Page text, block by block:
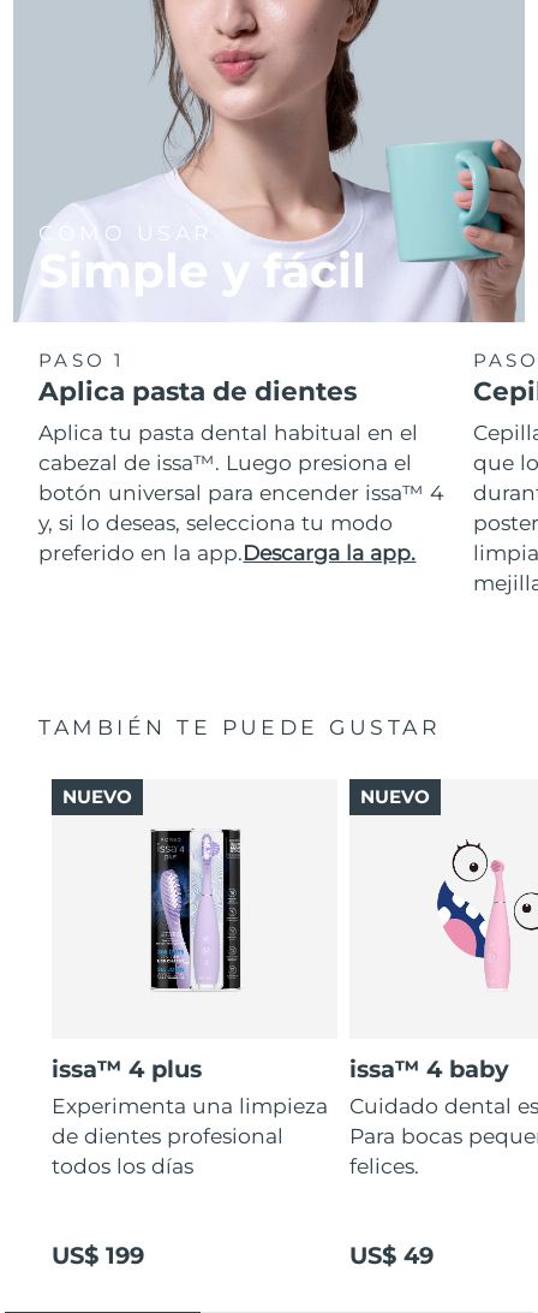
CÓMO USAR
Simple y fácil
PASO 1
Aplica pasta de dientes
Aplica tu pasta dental habitual en el
cabezal de issa™. Luego presiona el
botón universal para encender issa™ 4
y, si lo deseas, selecciona tu modo
preferido en la app.Descarga la app.
que
TAMBIÉN TE PUEDE GUSTAR
issa™ 4 plus
Experimenta una limpieza
de dientes profesional
todos los días
US$ 199
NUEVO
issa™ 4 baby
Cuidado dental
Para bocas
felices.
US$ 49
NUEVO